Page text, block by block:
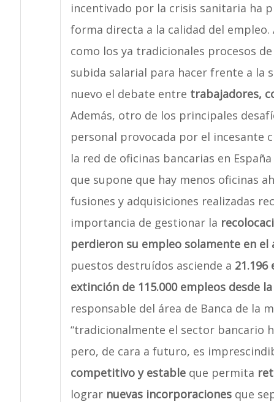
incentivado por la crisis sanitaria ha
forma directa a la calidad del
como los ya tradicionales procesos
subida salarial para hacer frente a la
nuevo el debate entre trabajadores,
Además, otro de los principales
personal provocada por el incesante
la red de oficinas bancarias en
que supone que hay menos oficinas
fusiones y adquisiciones realizadas
importancia de gestionar la
perdieron su empleo solamente en el
puestos destruídos asciende a
extinción de 115.000 empleos desde
responsable del área de Banca de la
“tradicionalmente el sector bancario
pero, de cara a futuro, es
competitivo y estableque permita
lograr nuevas incorporacionesque